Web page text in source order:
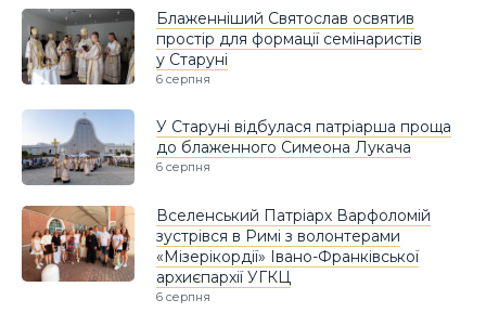
Блаженніший Святослав освятив
простір для формації семінаристів
у Старуні
6 серпня
У Старуні відбулася патріарша проща
до блаженного Симеона Лукача
6 серпня
Вселенський Патріарх Варфоломій
зустрівся в Римі з волонтерами
«Мізерікордії» Івано-Франківської
архиєпархії УГКЦ
6 серпня